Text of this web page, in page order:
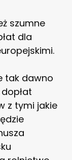
szumne
dla
tak dawno
z tymi jakie